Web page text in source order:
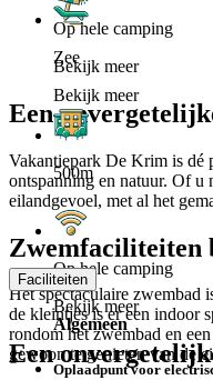
Op hele camping
Bekijk meer
Een
Vakantiepark De Krim is dé
ontspanning en natuur. Of u
eilandgevoel, met al het
Het spectaculaire zwembad
de kleintjes is er een indoor
rondom het zwembad en
gewoon te genieten van de
Zee
Bekijk meer
500m
Op hele camping
Bekijk meer
Een
Faciliteiten
Algemeen
Oplaadpunt voor